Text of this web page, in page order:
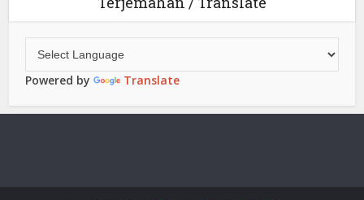
Powered by Translate